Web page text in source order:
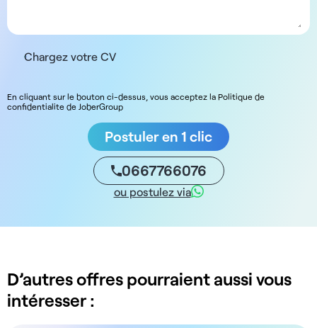
Chargez votre CV
En cliquant sur le bouton ci-dessus, vous acceptez la Politique de
confidentialite de JoberGroup
Postuler en 1 clic
0667766076
ou postulez via
D’autres offres pourraient aussi vous
intéresser :